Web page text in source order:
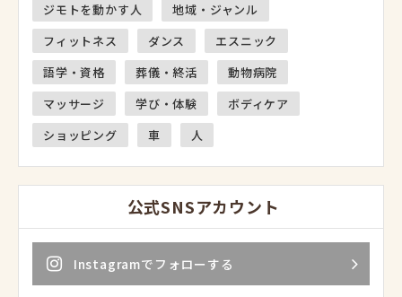
ジモトを動かす人
地域・ジャンル
フィットネス
ダンス
エスニック
語学・資格
葬儀・終活
動物病院
マッサージ
学び・体験
ボディケア
ショッピング
車 人
公式SNSアカウント
Instagramでフォローする